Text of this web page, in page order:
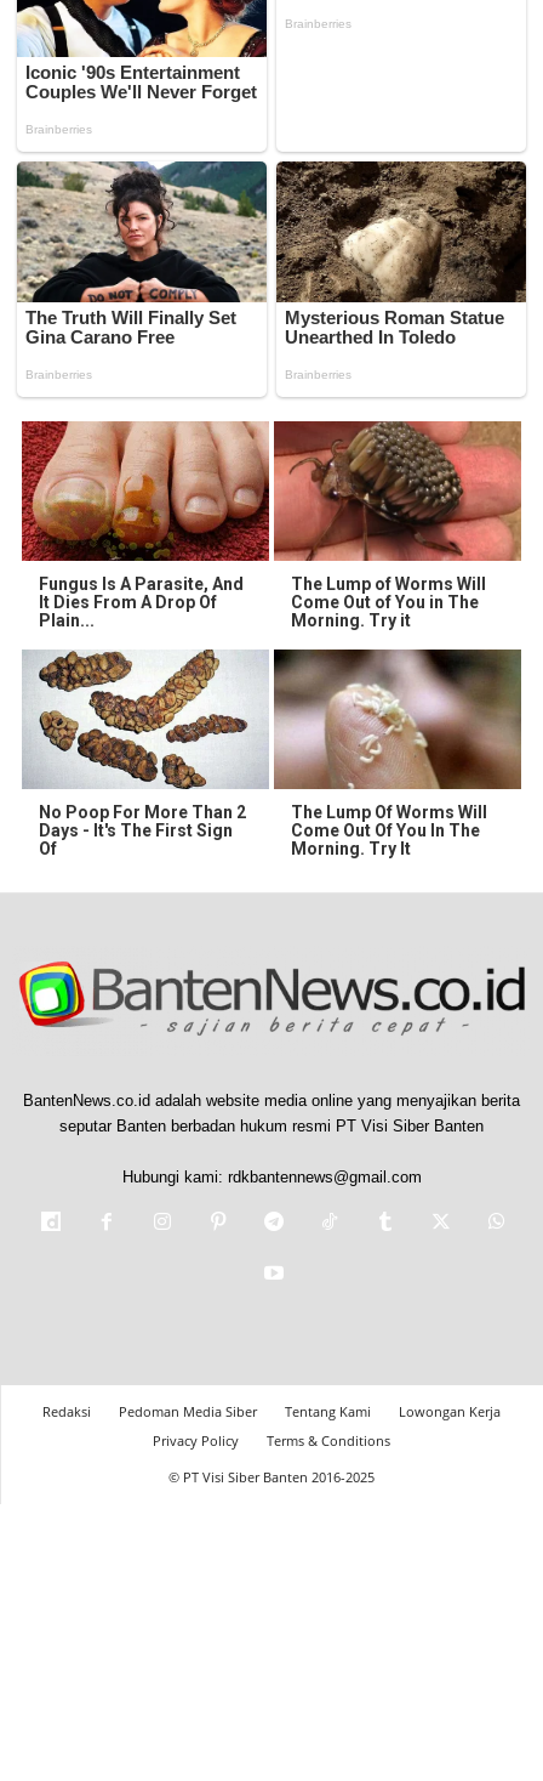
Fungus Is A Parasite, And
It Dies From A Drop Of
Plain...
The Lump of Worms Will
Come Out of You in The
Morning. Try it
No Poop For More Than 2
Days - It's The First Sign
Of
The Lump Of Worms Will
Come Out Of You In The
Morning. Try It
BantenNews.co.id adalah website media online yang menyajikan berita
seputar Banten berbadan hukum resmi PT Visi Siber Banten
Hubungi kami: rdkbantennews@gmail.com
Redaksi Pedoman Media Siber Tentang Kami
Lowongan Kerja
Privacy Policy
Terms & Conditions
© PT Visi Siber Banten 2016-2025